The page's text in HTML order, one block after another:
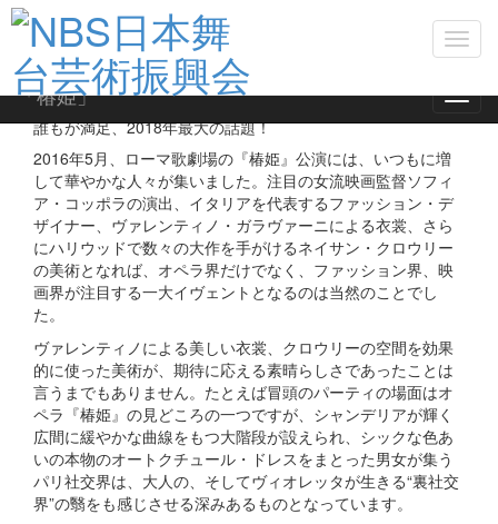
「椿姫」
G.ヴェルディ作曲「椿姫」全3幕
Photo: Yasuko Kageyama / TOR
オペラと恋に落ち、純愛を貫きたいなら――。
誰もが満足、2018年最大の話題！
2016年5月、ローマ歌劇場の『椿姫』公演には、いつもに増
して華やかな人々が集いました。注目の女流映画監督ソフィ
ア・コッポラの演出、イタリアを代表するファッション・デ
ザイナー、ヴァレンティノ・ガラヴァーニによる衣裳、さら
にハリウッドで数々の大作を手がけるネイサン・クロウリー
の美術となれば、オペラ界だけでなく、ファッション界、映
画界が注目する一大イヴェントとなるのは当然のことでし
た。
ヴァレンティノによる美しい衣裳、クロウリーの空間を効果
的に使った美術が、期待に応える素晴らしさであったことは
言うまでもありません。たとえば冒頭のパーティの場面はオ
ペラ『椿姫』の見どころの一つですが、シャンデリアが輝く
広間に緩やかな曲線をもつ大階段が設えられ、シックな色あ
いの本物のオートクチュール・ドレスをまとった男女が集う
パリ社交界は、大人の、そしてヴィオレッタが生きる“裏社交
界”の翳をも感じさせる深みあるものとなっています。